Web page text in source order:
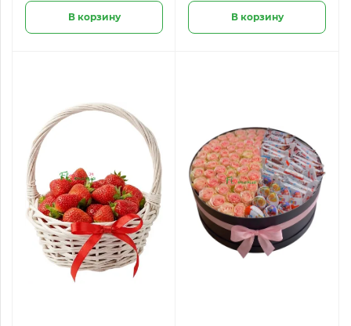
В корзину В корзину